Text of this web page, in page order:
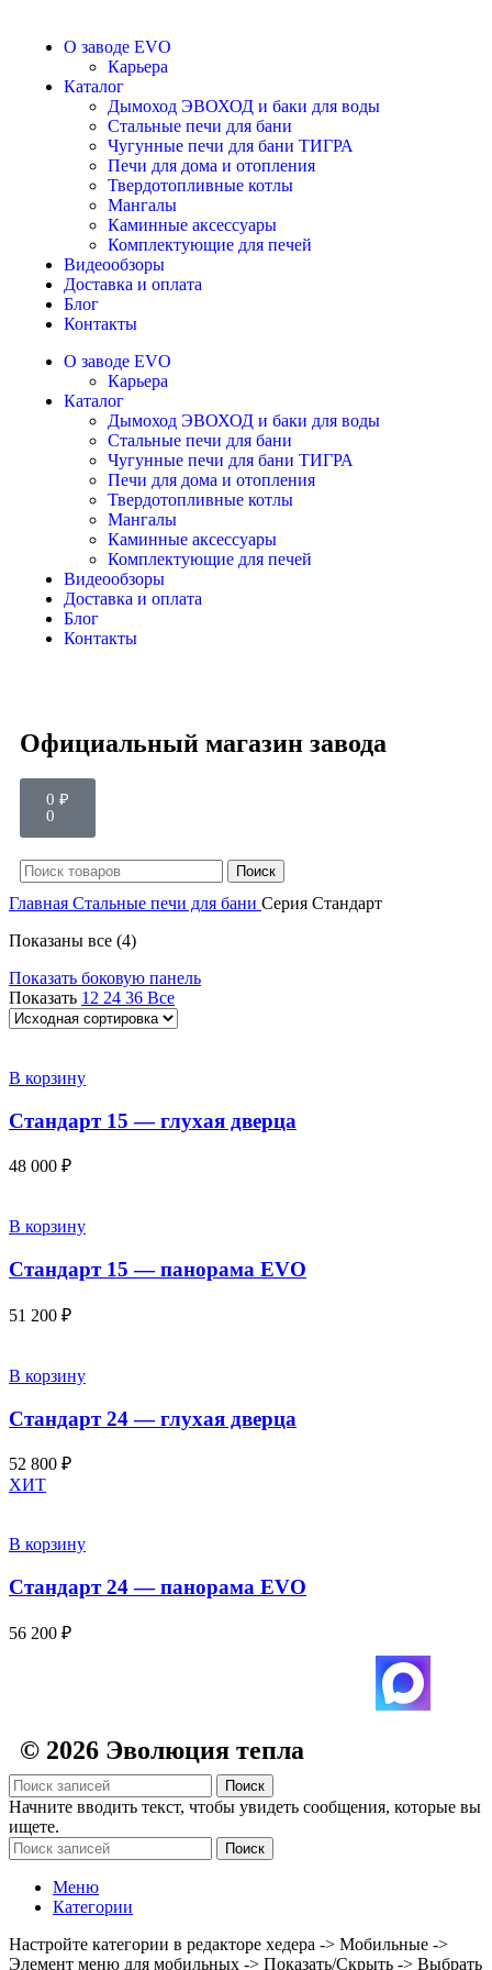
О заводе EVO
Карьера
Каталог
Дымоход ЭВОХОД и баки для воды
Стальные печи для бани
Чугунные печи для бани ТИГРА
Печи для дома и отопления
Твердотопливные котлы
Мангалы
Каминные аксессуары
Комплектующие для печей
Видеообзоры
Доставка и оплата
Блог
Контакты
О заводе EVO
Карьера
Каталог
Дымоход ЭВОХОД и баки для воды
Стальные печи для бани
Чугунные печи для бани ТИГРА
Печи для дома и отопления
Твердотопливные котлы
Мангалы
Каминные аксессуары
Комплектующие для печей
Видеообзоры
Доставка и оплата
Блог
Контакты
Официальный магазин завода
0 ₽
0
Поиск
Главная Стальные печи для бани Серия Стандарт
Показаны все (4)
Показать боковую панель
Показать 12 24 36 Все
В корзину
Стандарт 15 — глухая дверца
48 000 ₽
В корзину
Стандарт 15 — панорама EVO
51 200 ₽
В корзину
Стандарт 24 — глухая дверца
52 800 ₽
ХИТ
В корзину
Стандарт 24 — панорама EVO
56 200 ₽
© 2026 Эволюция тепла
Поиск
Начните вводить текст, чтобы увидеть сообщения, которые вы
ищете.
Поиск
Меню
Категории
Настройте категории в редакторе хедера -> Мобильные ->
Элемент меню для мобильных -> Показать/Скрыть -> Выбрать